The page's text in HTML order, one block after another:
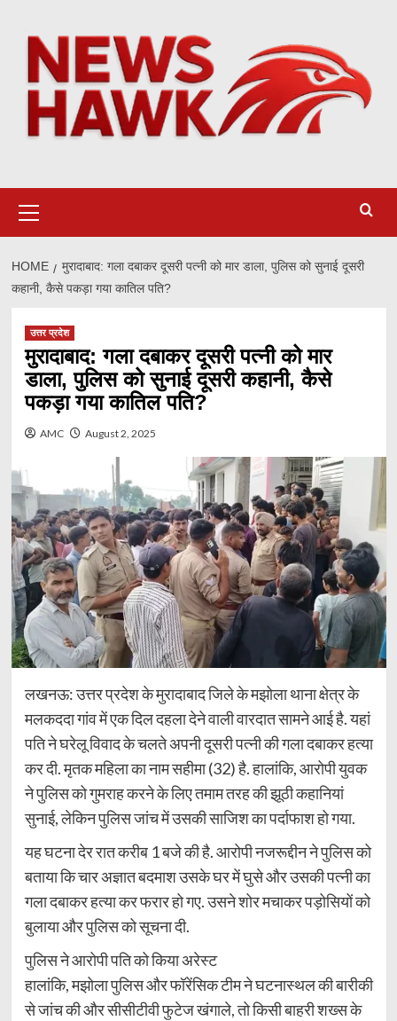
content
Menu
HOME
मुरादाबाद: गला दबाकर दूसरी पत्नी को मार डाला, पुलिस को सुनाई दूसरी
कहानी, कैसे पकड़ा गया कातिल पति?
उत्तर प्रदेश
मुरादाबाद: गला दबाकर दूसरी पत्नी को मार
डाला, पुलिस को सुनाई दूसरी कहानी, कैसे
पकड़ा गया कातिल पति?
AMC August 2, 2025
लखनऊ: उत्तर प्रदेश के मुरादाबाद जिले के मझोला थाना क्षेत्र के
मलकददा गांव में एक दिल दहला देने वाली वारदात सामने आई है. यहां
पति ने घरेलू विवाद के चलते अपनी दूसरी पत्नी की गला दबाकर हत्या
कर दी. मृतक महिला का नाम सहीमा (32) है. हालांकि, आरोपी युवक
ने पुलिस को गुमराह करने के लिए तमाम तरह की झूठी कहानियां
सुनाई, लेकिन पुलिस जांच में उसकी साजिश का पर्दाफाश हो गया.
यह घटना देर रात करीब 1 बजे की है. आरोपी नजरूद्दीन ने पुलिस को
बताया कि चार अज्ञात बदमाश उसके घर में घुसे और उसकी पत्नी का
गला दबाकर हत्या कर फरार हो गए. उसने शोर मचाकर पड़ोसियों को
बुलाया और पुलिस को सूचना दी.
पुलिस ने आरोपी पति को किया अरेस्ट
हालांकि, मझोला पुलिस और फॉरेंसिक टीम ने घटनास्थल की बारीकी
से जांच की और सीसीटीवी फुटेज खंगाले, तो किसी बाहरी शख्स के